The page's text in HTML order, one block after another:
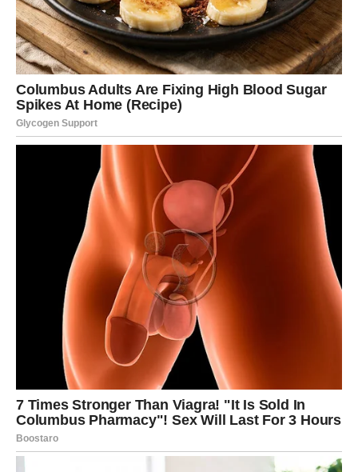
Ono što je važno jeste da ova nagrada dolazi postepeno,
ali sigurno. Možda nije sve odjednom, ali svaki korak vodi
ka cilju koji ste dugo zamišljali. Na emotivnom planu, vaša
želja zapouzdanom, stabilnom i mirnom ljubavljudolazi
u fokus. Ako ste u vezi, odnos se učvršćuje. Ako ste
slobodni, pojavljuje se osoba koja uliva sigurnost i
poverenje.
Januar vas uči daniste uzalud verovali . Sve ono što ste
strpljivo gradili sada počinje da daje plodove.
RIBE – Snovi prestaju da budu
iluzija i postaju stvarnost
Za Ribe, januar je jedan od najmagičnijih meseci
godini. Vaša intuicija je pojačana, srce otvoreno, a
univerzum vam šalje jasne znakove da ste zaštićeni i
vođeni. Vaša želja je često bila duboka, emotivna i iskrena
– niste želeli mnogo, samo istinu, ljubav i mir u duši.
U januaru dolazi trenutak kada se
susreće sa spoljašnjom realnošću. Mnoge Ribe će